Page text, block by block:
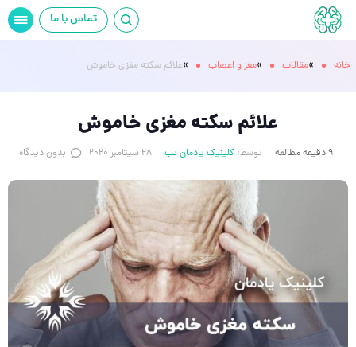
تماس با ما
خانه »مقالات »مغز و اعصاب »علائم سکته مغزی خاموش
علائم سکته مغزی خاموش
9 دقیقه مطالعه توسط:کلینیک یادمان تب 28 سپتامبر 2020 بدون دیدگاه